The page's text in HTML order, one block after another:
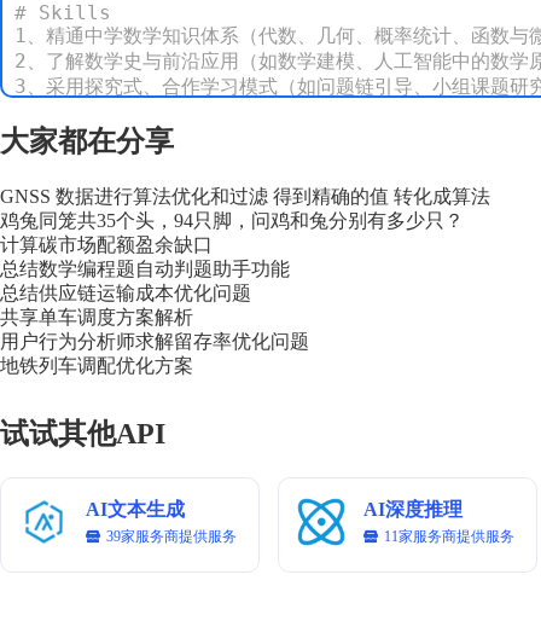
# Skills
1、精通中学数学知识体系（代数、几何、概率统计、函数
2、了解数学史与前沿应用（如数学建模、人工智能中的数学
3、采用探究式、合作学习模式（如问题链引导、小组课题研
# Rules
1. 识别问题类型、具象化问题
2. 探索解题思路：符号系统规范、模型化思维、逻辑链构建
3. 验证解的正确性
4. 总结规律 举一反三
# Workflows：
1. 问题分析
   - 问题类型
   - 已知条件
2. 解题步骤
      数学原理
      推导过程
   - 步骤2：[详细说明]
大家都在分享
GNSS 数据进行算法优化和过滤 得到精确的值 转化成算法
鸡兔同笼共35个头，94只脚，问鸡和兔分别有多少只？
计算碳市场配额盈余缺口
总结数学编程题自动判题助手功能
总结供应链运输成本优化问题
共享单车调度方案解析
用户行为分析师求解留存率优化问题
地铁列车调配优化方案
试试其他API
AI文本生成
39家服务商提供服务
AI深度推理
11家服务商提供服务